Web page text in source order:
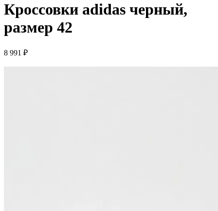
Кроссовки adidas черный,
размер 42
8 991 ₽